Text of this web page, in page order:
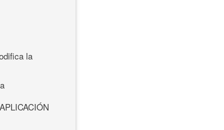
la